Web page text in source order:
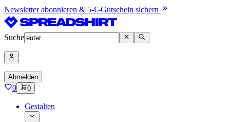
Newsletter abonnieren & 5-€-Gutschein sichern
Suche
Abmelden
0 0
Gestalten